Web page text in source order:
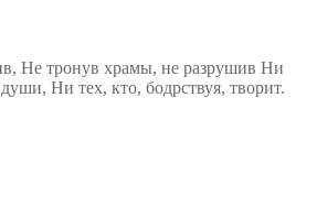
Не тронув храмы, не разрушив Ни
Ни тех, кто, бодрствуя, творит.